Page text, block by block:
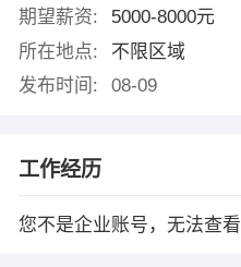
期望薪资:
5000-8000元
所在地点:
不限区域
发布时间:
08-09
工作经历
您不是企业账号，无法查看